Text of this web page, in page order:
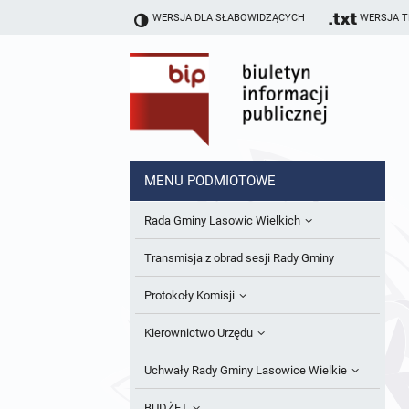
WERSJA DLA SŁABOWIDZĄCYCH WERSJA
MENU PODMIOTOWE
Rada Gminy Lasowic Wielkich
Sesje Rady Gminy
Skład Rady Gminy
Interpelacje i Zapytania Radnych
Komisje Rady Gminy i informacja o
Transmisja z obrad sesji Rady Gminy
Protokoły Komisji
Komisja Budżetu i Finansów
Komisja Oświatowa
Kierownictwo Urzędu
Wójt
Uchwały Rady Gminy Lasowice Wielkie